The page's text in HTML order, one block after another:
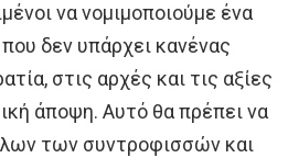
να νομιμοποιούμε ένα
δεν υπάρχει κανένας
στις αρχές και τις αξίες
άποψη. Αυτό θα πρέπει να
των συντροφισσών και